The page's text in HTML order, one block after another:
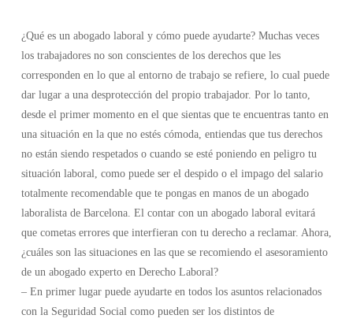
¿Qué es un abogado laboral y cómo puede ayudarte? Muchas veces
los trabajadores no son conscientes de los derechos que les
corresponden en lo que al entorno de trabajo se refiere, lo cual puede
dar lugar a una desprotección del propio trabajador. Por lo tanto,
desde el primer momento en el que sientas que te encuentras tanto en
una situación en la que no estés cómoda, entiendas que tus derechos
no están siendo respetados o cuando se esté poniendo en peligro tu
situación laboral, como puede ser el despido o el impago del salario
totalmente recomendable que te pongas en manos de un abogado
laboralista de Barcelona. El contar con un abogado laboral evitará
que cometas errores que interfieran con tu derecho a reclamar. Ahora,
¿cuáles son las situaciones en las que se recomiendo el asesoramiento
de un abogado experto en Derecho Laboral?
– En primer lugar puede ayudarte en todos los asuntos relacionados
con la Seguridad Social como pueden ser los distintos de